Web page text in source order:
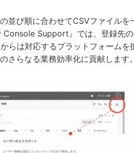
並び順に合わせてCSVファイルを
Support』では、登録先
らは対応するプラットフォームを
さらなる業務効率化に貢献します。